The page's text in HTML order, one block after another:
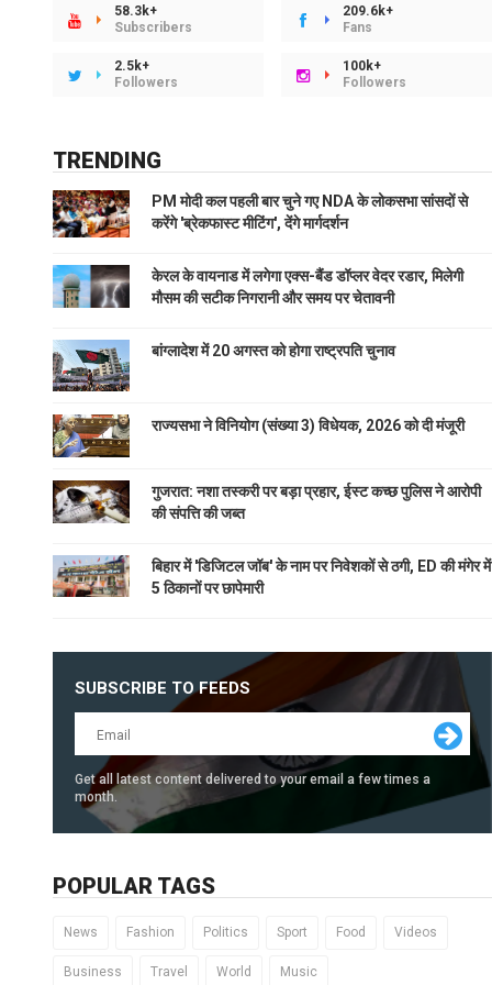
58.3k+
Subscribers
209.6k+
Fans
2.5k+
Followers
100k+
Followers
TRENDING
PM मोदी कल पहली बार चुने गए NDA के लोकसभा सांसदों से
करेंगे 'ब्रेकफास्ट मीटिंग', देंगे मार्गदर्शन
केरल के वायनाड में लगेगा एक्स-बैंड डॉप्लर वेदर रडार, मिलेगी
मौसम की सटीक निगरानी और समय पर चेतावनी
बांग्लादेश में 20 अगस्त को होगा राष्ट्रपति चुनाव
राज्यसभा ने विनियोग (संख्या 3) विधेयक, 2026 को दी मंजूरी
गुजरात: नशा तस्करी पर बड़ा प्रहार, ईस्ट कच्छ पुलिस ने आरोपी
की संपत्ति की जब्त
बिहार में 'डिजिटल जॉब' के नाम पर निवेशकों से ठगी, ED की मंगेर में
5 ठिकानों पर छापेमारी
SUBSCRIBE TO FEEDS
Get all latest content delivered to your email a few times a
month.
POPULAR TAGS
News Fashion Politics Sport Food Videos
Business Travel World Music